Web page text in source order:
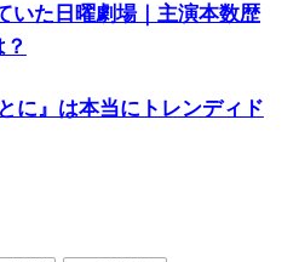
いた日曜劇場｜主演本数歴
に』は本当にトレンディド